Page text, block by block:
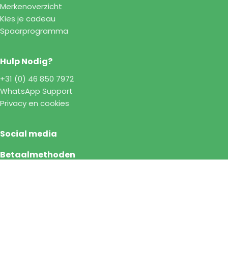
Merkenoverzicht
Kies je cadeau
Spaarprogramma
Hulp Nodig?
+31 (0) 46 850 7972
WhatsApp Support
Privacy en cookies
Social media
Betaalmethoden